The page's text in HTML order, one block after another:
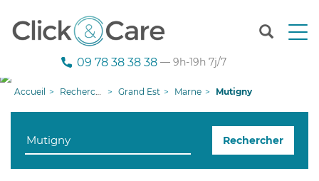
T
n
g
09 78 38 38 38 — 9h-19h 7j/7
Accueil Recherche aide à domicile Grand Est Marne Mutigny
Rechercher